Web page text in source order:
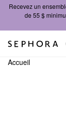
Recevez un
de 55 $
Accueil